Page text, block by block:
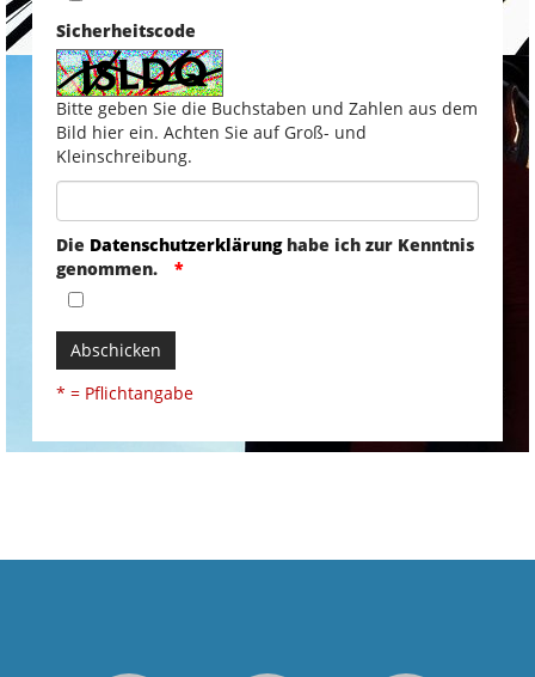
Sicherheitscode
Bitte geben Sie die Buchstaben und Zahlen aus dem
Bild hier ein. Achten Sie auf Groß- und
Kleinschreibung.
Die Datenschutzerklärunghabe ich zur Kenntnis
genommen.
Abschicken
* = Pflichtangabe